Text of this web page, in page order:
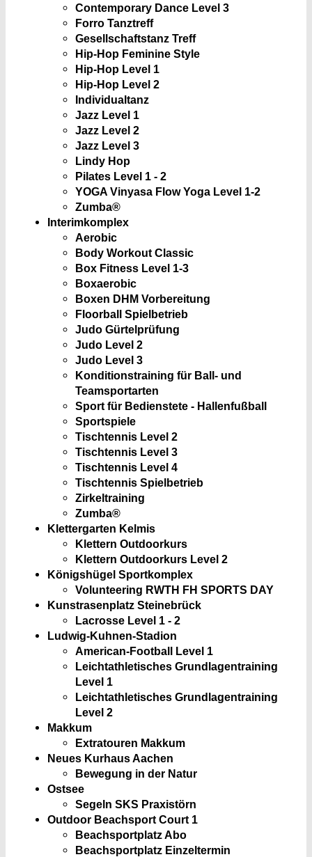
Contemporary Dance Level 3
Forro Tanztreff
Gesellschaftstanz Treff
Hip-Hop Feminine Style
Hip-Hop Level 1
Hip-Hop Level 2
Individualtanz
Jazz Level 1
Jazz Level 2
Jazz Level 3
Lindy Hop
Pilates Level 1 - 2
YOGA Vinyasa Flow Yoga Level 1-2
Zumba®
Interimkomplex
Aerobic
Body Workout Classic
Box Fitness Level 1-3
Boxaerobic
Boxen DHM Vorbereitung
Floorball Spielbetrieb
Judo Gürtelprüfung
Judo Level 2
Judo Level 3
Konditionstraining für Ball- und
Teamsportarten
Sport für Bedienstete - Hallenfußball
Sportspiele
Tischtennis Level 2
Tischtennis Level 3
Tischtennis Level 4
Tischtennis Spielbetrieb
Zirkeltraining
Zumba®
Klettergarten Kelmis
Klettern Outdoorkurs
Klettern Outdoorkurs Level 2
Königshügel Sportkomplex
Volunteering RWTH FH SPORTS DAY
Kunstrasenplatz Steinebrück
Lacrosse Level 1 - 2
Ludwig-Kuhnen-Stadion
American-Football Level 1
Leichtathletisches Grundlagentraining
Level 1
Leichtathletisches Grundlagentraining
Level 2
Makkum
Extratouren Makkum
Neues Kurhaus Aachen
Bewegung in der Natur
Ostsee
Segeln SKS Praxistörn
Outdoor Beachsport Court 1
Beachsportplatz Abo
Beachsportplatz Einzeltermin